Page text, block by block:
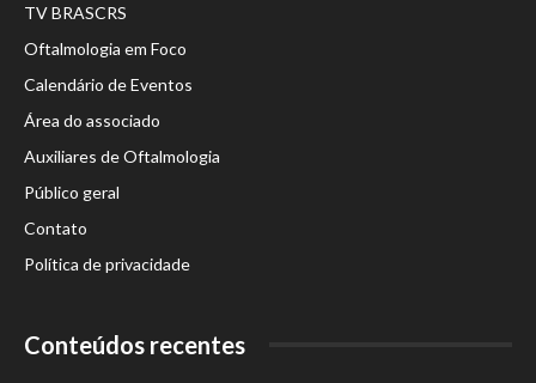
TV BRASCRS
Oftalmologia em Foco
Calendário de Eventos
Área do associado
Auxiliares de Oftalmologia
Público geral
Contato
Política de privacidade
Conteúdos recentes